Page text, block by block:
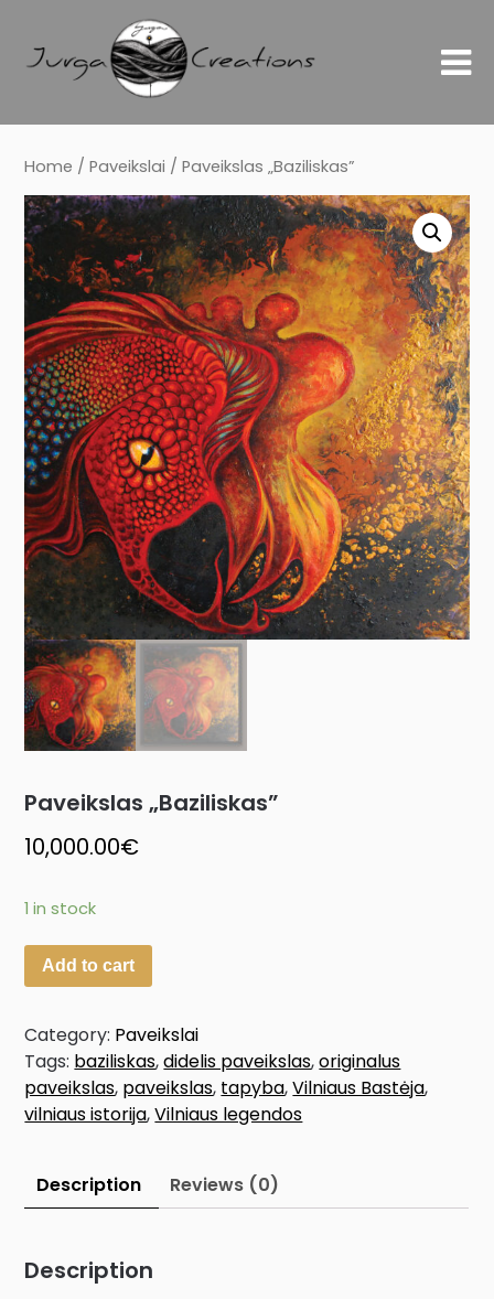
Home /Paveikslai / Paveikslas „Baziliskas”
Paveikslas „Baziliskas”
10,000.00€
1 in stock
Add to cart
Category: Paveikslai
Tags: baziliskas,didelis paveikslas,originalus
paveikslas, paveikslas, tapyba,Vilniaus Bastėja,
vilniaus istorija,Vilniaus legendos
Description Reviews (0)
Description